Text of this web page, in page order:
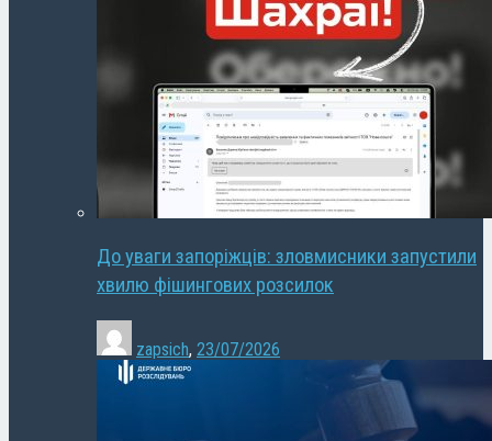
До уваги запоріжців: зловмисники запустили
хвилю фішингових розсилок
zapsich, 23/07/2026